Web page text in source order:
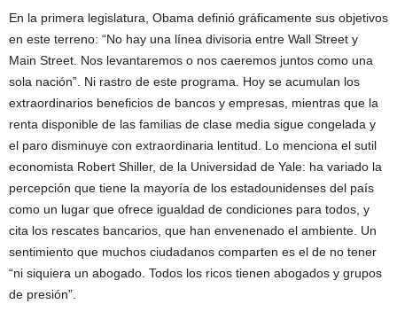
En la primera legislatura, Obama definió gráficamente sus objetivos
en este terreno: “No hay una línea divisoria entre Wall Street y
Main Street. Nos levantaremos o nos caeremos juntos como una
sola nación”. Ni rastro de este programa. Hoy se acumulan los
extraordinarios beneficios de bancos y empresas, mientras que la
renta disponible de las familias de clase media sigue congelada y
el paro disminuye con extraordinaria lentitud. Lo menciona el sutil
economista Robert Shiller, de la Universidad de Yale: ha variado la
percepción que tiene la mayoría de los estadounidenses del país
como un lugar que ofrece igualdad de condiciones para todos, y
cita los rescates bancarios, que han envenenado el ambiente. Un
sentimiento que muchos ciudadanos comparten es el de no tener
“ni siquiera un abogado. Todos los ricos tienen abogados y grupos
de presión”.